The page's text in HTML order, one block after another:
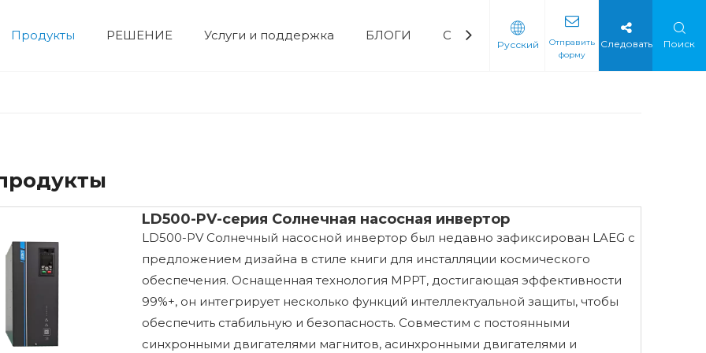
Продукты РЕШЕНИЕ Услуги и поддержка БЛОГИ СВЯЗАТЬСЯ С НАМИ ЧаВо
Pусский
Отправить
форму
Следовать Поиск
LD500-PV-серия Солнечная насосная инвертор
LD500-PV Солнечный насосной инвертор был недавно зафиксирован LAEG с
предложением дизайна в стиле книги для инсталляции космического
обеспечения. Оснащенная технология MPPT, достигающая эффективности
99%+, он интегрирует несколько функций интеллектуальной защиты, чтобы
обеспечить стабильную и безопасность. Совместим с постоянными
синхронными двигателями магнитов, асинхронными двигателями и